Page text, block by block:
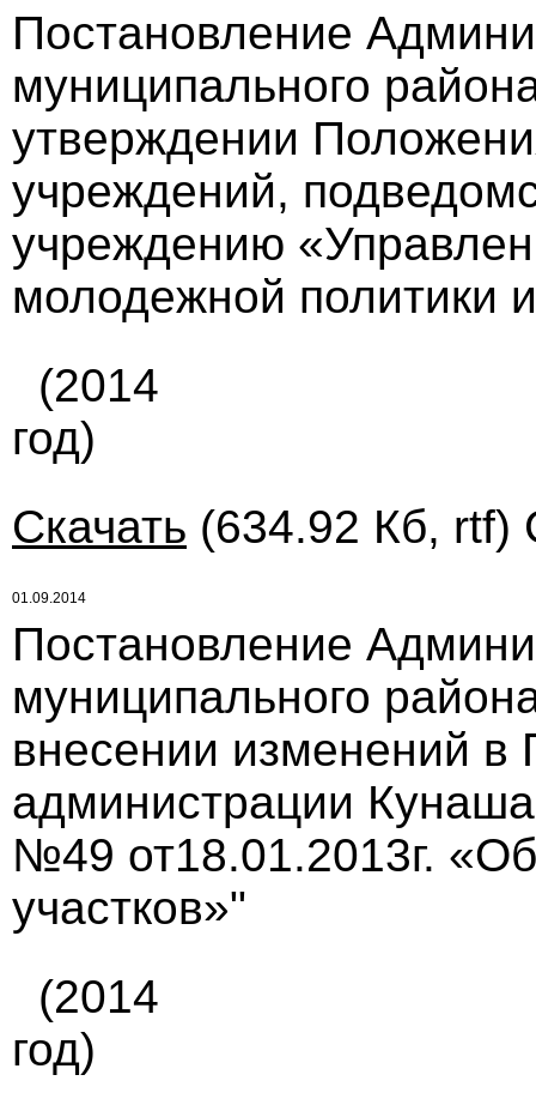
Постановление
муниципального
утверждении
учреждений,
учреждению
молодежной политики
(2014
год)
Скачать (634.92 Кб, rtf)
01.09.2014
Постановление
муниципального
внесении изменений в
администрации
№49 от18.01.2013г.
участков»"
(2014
год)